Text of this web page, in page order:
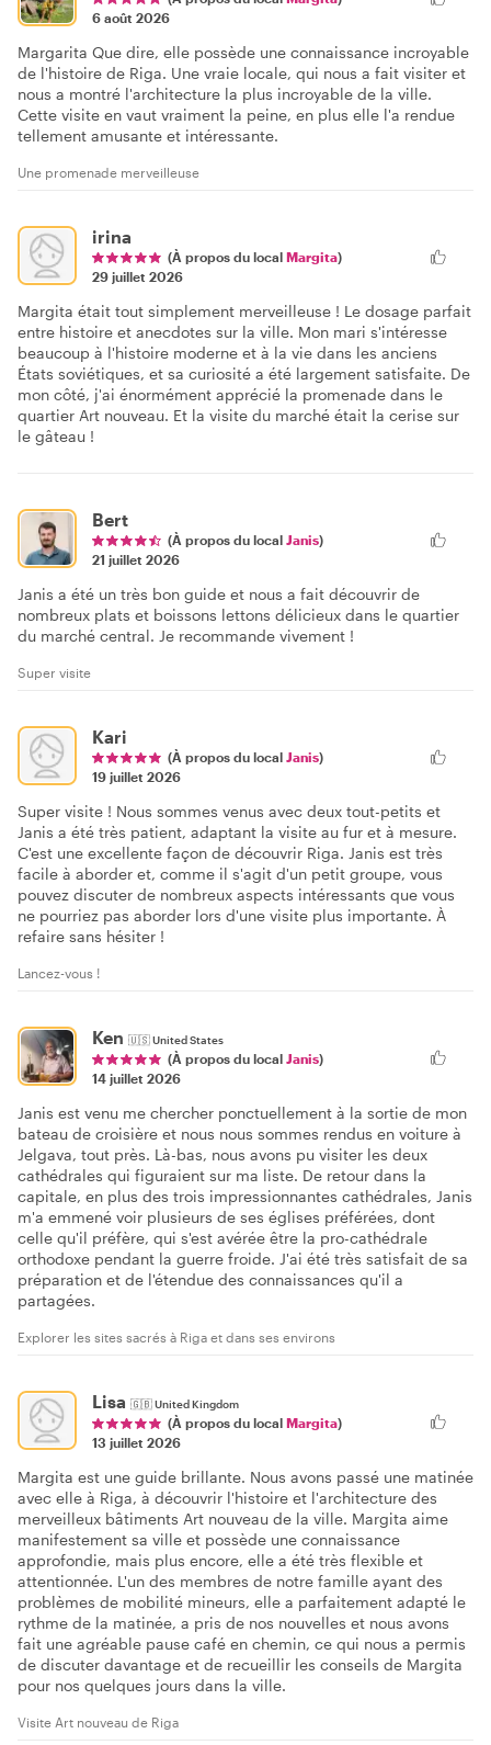
6 août 2026
Margarita Que dire, elle possède une connaissance incroyable
de l'histoire de Riga. Une vraie locale, qui nous a fait visiter et
nous a montré l'architecture la plus incroyable de la ville.
Cette visite en vaut vraiment la peine, en plus elle l'a rendue
tellement amusante et intéressante.
Une promenade merveilleuse
irina
(À propos du local Margita)
29 juillet 2026
Margita était tout simplement merveilleuse ! Le dosage parfait
entre histoire et anecdotes sur la ville. Mon mari s'intéresse
beaucoup à l'histoire moderne et à la vie dans les anciens
États soviétiques, et sa curiosité a été largement satisfaite. De
mon côté, j'ai énormément apprécié la promenade dans le
quartier Art nouveau. Et la visite du marché était la cerise sur
le gâteau !
Bert
(À propos du local Janis)
21 juillet 2026
Janis a été un très bon guide et nous a fait découvrir de
nombreux plats et boissons lettons délicieux dans le quartier
du marché central. Je recommande vivement !
Super visite
Kari
(À propos du local Janis)
19 juillet 2026
Super visite ! Nous sommes venus avec deux tout-petits et
Janis a été très patient, adaptant la visite au fur et à mesure.
C'est une excellente façon de découvrir Riga. Janis est très
facile à aborder et, comme il s'agit d'un petit groupe, vous
pouvez discuter de nombreux aspects intéressants que vous
ne pourriez pas aborder lors d'une visite plus importante. À
refaire sans hésiter !
Lancez-vous !
Ken 🇺🇸United States
(À propos du local Janis)
14 juillet 2026
Janis est venu me chercher ponctuellement à la sortie de mon
bateau de croisière et nous nous sommes rendus en voiture à
Jelgava, tout près. Là-bas, nous avons pu visiter les deux
cathédrales qui figuraient sur ma liste. De retour dans la
capitale, en plus des trois impressionnantes cathédrales, Janis
m'a emmené voir plusieurs de ses églises préférées, dont
celle qu'il préfère, qui s'est avérée être la pro-cathédrale
orthodoxe pendant la guerre froide. J'ai été très satisfait de sa
préparation et de l'étendue des connaissances qu'il a
partagées.
Explorer les sites sacrés à Riga et dans ses environs
Lisa 🇬🇧United Kingdom
(À propos du local Margita)
13 juillet 2026
Margita est une guide brillante. Nous avons passé une matinée
avec elle à Riga, à découvrir l'histoire et l'architecture des
merveilleux bâtiments Art nouveau de la ville. Margita aime
manifestement sa ville et possède une connaissance
approfondie, mais plus encore, elle a été très flexible et
attentionnée. L'un des membres de notre famille ayant des
problèmes de mobilité mineurs, elle a parfaitement adapté le
rythme de la matinée, a pris de nos nouvelles et nous avons
fait une agréable pause café en chemin, ce qui nous a permis
de discuter davantage et de recueillir les conseils de Margita
pour nos quelques jours dans la ville.
Visite Art nouveau de Riga